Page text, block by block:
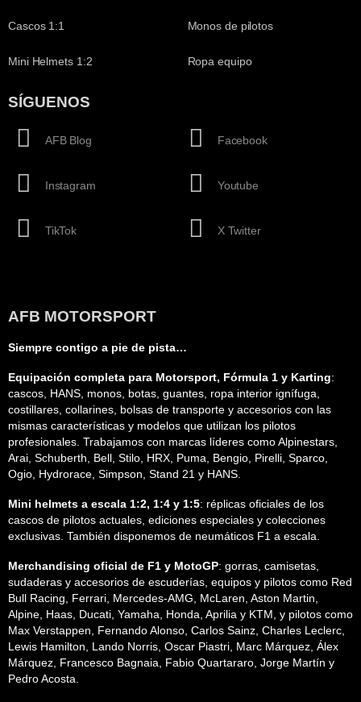
Cascos 1:1
Mini Helmets 1:2
Monos de pilotos
Ropa equipo
SÍGUENOS
AFB Blog
Instagram
TikTok
Facebook
Youtube
X Twitter
AFB MOTORSPORT
Siempre contigo a pie de pista…
Equipación completa para Motorsport, Fórmula 1 y Karting:
cascos, HANS, monos, botas, guantes, ropa interior ignífuga,
costillares, collarines, bolsas de transporte y accesorios con las
mismas características y modelos que utilizan los pilotos
profesionales. Trabajamos con marcas líderes como Alpinestars,
Arai, Schuberth, Bell, Stilo, HRX, Puma, Bengio, Pirelli, Sparco,
Ogio, Hydrorace, Simpson, Stand 21 y HANS.
Mini helmets a escala 1:2, 1:4 y 1:5: réplicas oficiales de los
cascos de pilotos actuales, ediciones especiales y colecciones
exclusivas. También disponemos de neumáticos F1 a escala.
Merchandising oficial de F1 y MotoGP: gorras, camisetas,
sudaderas y accesorios de escuderías, equipos y pilotos como Red
Bull Racing, Ferrari, Mercedes-AMG, McLaren, Aston Martin,
Alpine, Haas, Ducati, Yamaha, Honda, Aprilia y KTM, y pilotos como
Max Verstappen, Fernando Alonso, Carlos Sainz, Charles Leclerc,
Lewis Hamilton, Lando Norris, Oscar Piastri, Marc Márquez, Álex
Márquez, Francesco Bagnaia, Fabio Quartararo, Jorge Martín y
Pedro Acosta.